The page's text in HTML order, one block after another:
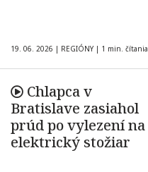
19. 06. 2026 | REGIÓNY | 1 min. čítania
Chlapca v
Bratislave zasiahol
prúd po vylezení na
elektrický stožiar